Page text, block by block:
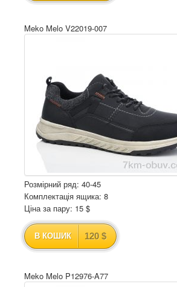
Meko Melo V22019-007
Розмірний ряд: 40-45
Комплектація ящика: 8
Ціна за пару: 15 $
В КОШИК 120 $
Meko Melo P12976-A77